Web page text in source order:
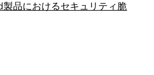
製品におけるセキュリティ脆